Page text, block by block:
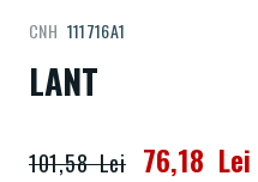
LANT
CNH 111716A1
76,18 Lei
101,58 Lei
la
începutul
galeriei
imagini